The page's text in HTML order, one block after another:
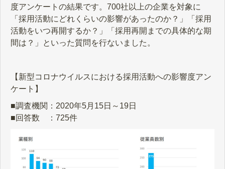
度アンケートの結果です。700社以上の企業を対象に
「採用活動にどれくらいの影響があったのか？」「採用
活動をいつ再開するか？」「採用再開までの具体的な期
間は？」といった質問を行ないました。
【新型コロナウイルスにおける採用活動への影響度アン
ケート】
■調査機関：2020年5月15日～19日
■回答数 ：725件